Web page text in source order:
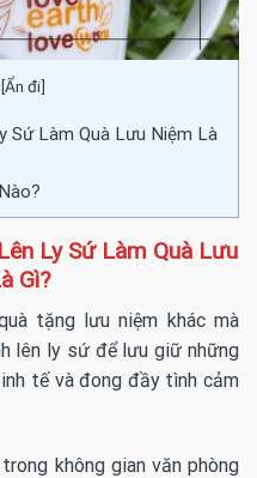
[Ẩn đi]
Sứ Làm Quà Lưu Niệm Là
Ly Sứ Làm Quà Lưu
Gì?
tặng lưu niệm khác mà
lên ly sứ để lưu giữ những
tế và đong đầy tình cảm
không gian văn phòng